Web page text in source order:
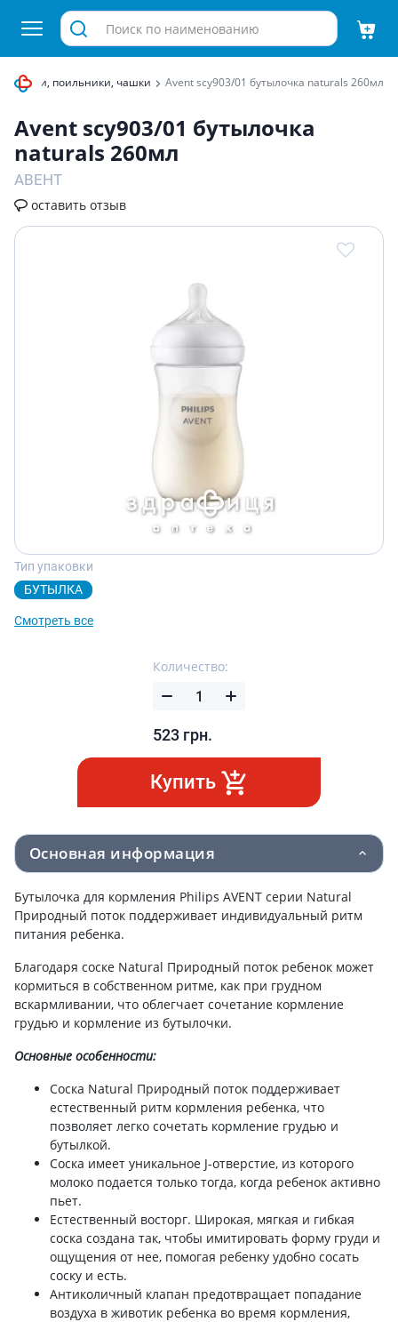
поильники, чашки Avent scy903/01 бутылочка naturals 260мл
Avent scy903/01 бутылочка
naturals 260мл
АВЕНТ
оставить отзыв
Тип упаковки
БУТЫЛКА
Смотреть все
Количество:
523 грн.
Купить
Основная информация
Бутылочка для кормления Philips AVENT серии Natural
Природный поток поддерживает индивидуальный ритм
питания ребенка.
Благодаря соске Natural Природный поток ребенок может
кормиться в собственном ритме, как при грудном
вскармливании, что облегчает сочетание кормление
грудью и кормление из бутылочки.
Основные особенности:
Соска Natural Природный поток поддерживает
естественный ритм кормления ребенка, что
позволяет легко сочетать кормление грудью и
бутылкой.
Соска имеет уникальное J-отверстие, из которого
молоко подается только тогда, когда ребенок активно
пьет.
Естественный восторг. Широкая, мягкая и гибкая
соска создана так, чтобы имитировать форму груди и
ощущения от нее, помогая ребенку удобно сосать
соску и есть.
Антиколичный клапан предотвращает попадание
воздуха в животик ребенка во время кормления,